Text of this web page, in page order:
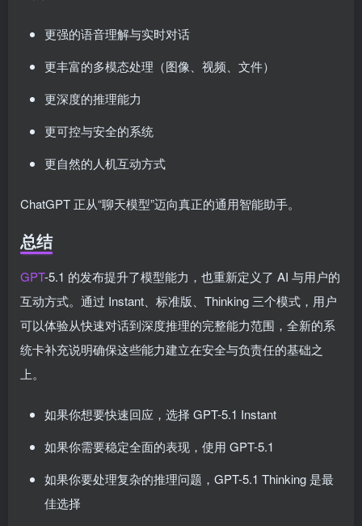
更强的语音理解与实时对话
更丰富的多模态处理（图像、视频、文件）
更深度的推理能力
更可控与安全的系统
更自然的人机互动方式
ChatGPT 正从“聊天模型”迈向真正的通用智能助手。
总结
GPT-5.1 的发布提升了模型能力，也重新定义了 AI 与用户的
互动方式。通过 Instant、标准版、Thinking 三个模式，用户
可以体验从快速对话到深度推理的完整能力范围，全新的系
统卡补充说明确保这些能力建立在安全与负责任的基础之
上。
如果你想要快速回应，选择 GPT-5.1 Instant
如果你需要稳定全面的表现，使用 GPT-5.1
如果你要处理复杂的推理问题，GPT-5.1 Thinking 是最
佳选择